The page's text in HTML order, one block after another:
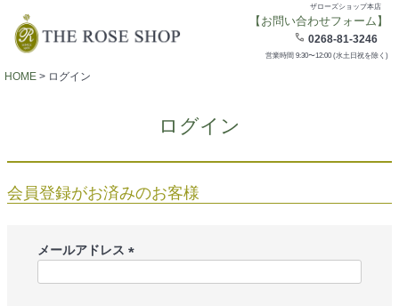
ザローズショップ本店
【お問い合わせフォーム】
0268-81-3246
営業時間 9:30〜12:00 (水土日祝を除く)
HOME ログイン
ログイン
会員登録がお済みのお客様
メールアドレス